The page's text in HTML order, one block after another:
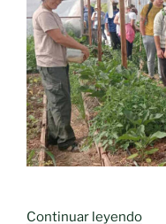
Continuar leyendo«Las